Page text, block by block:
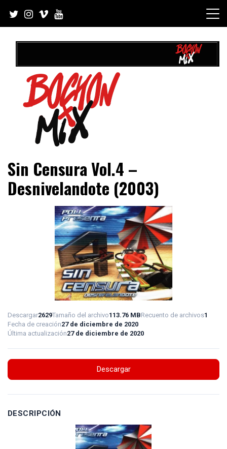
content
BochonMix | Tu sitio de música
y entretenimiento en Panamá
Sin Censura Vol.4 –
Desnivelandote (2003)
Descargar2629Tamaño del archivo113.76 MBRecuento de archivos1
Fecha de creación27 de diciembre de 2020
Última actualización27 de diciembre de 2020
Descargar
DESCRIPCIÓN